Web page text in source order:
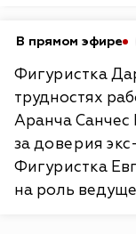
В прямом эфире
Фигуристка
трудностях
Аранча Санчес
за доверия
Фигуристка
на роль